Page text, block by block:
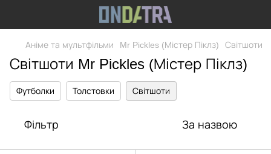
Аніме та мультфільми Mr Pickles (Містер Піклз) Світшоти
Світшоти Mr Pickles (Містер Піклз)
Футболки Толстовки Світшоти
Фільтр За назвою